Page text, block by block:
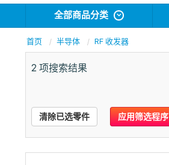
全部商品分类
首页 半导体 RF 收发器
2 项搜索结果
清除已选零件 应用筛选程序